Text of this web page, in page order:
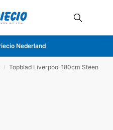
Nederland
/ Topblad Liverpool 180cm Steen